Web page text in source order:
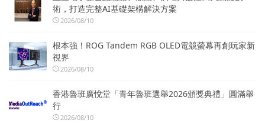
術，打造完整AI基礎架構解決方案
2026/08/10
根本強！ROG Tandem RGB OLED電競螢幕再創玩家新
視界
2026/08/10
香港魯班廣悅堂「青年魯班選舉2026頒獎典禮」圓滿舉
行
2026/08/10